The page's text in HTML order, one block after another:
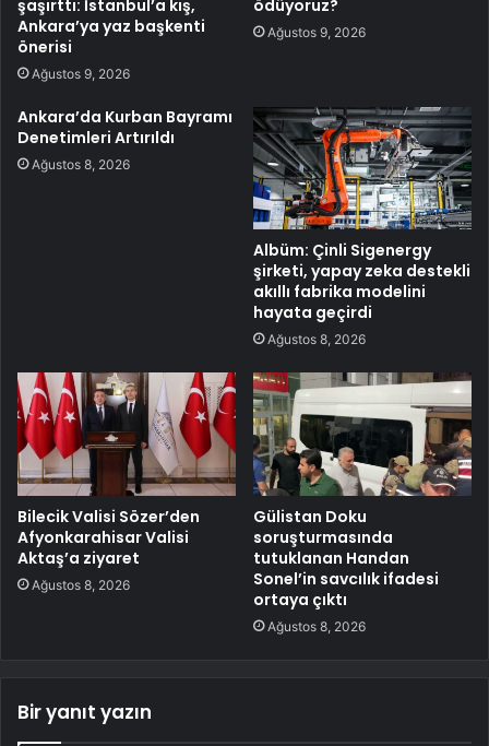
şaşırttı: İstanbul’a kış,
Ankara’ya yaz başkenti
önerisi
Ağustos 9, 2026
ödüyoruz?
Ağustos 9, 2026
Ankara’da Kurban Bayramı
Denetimleri Artırıldı
Ağustos 8, 2026
Albüm: Çinli Sigenergy
şirketi, yapay zeka destekli
akıllı fabrika modelini
hayata geçirdi
Ağustos 8, 2026
Bilecik Valisi Sözer’den
Afyonkarahisar Valisi
Aktaş’a ziyaret
Ağustos 8, 2026
Gülistan Doku
soruşturmasında
tutuklanan Handan
Sonel’in savcılık ifadesi
ortaya çıktı
Ağustos 8, 2026
Bir yanıt yazın